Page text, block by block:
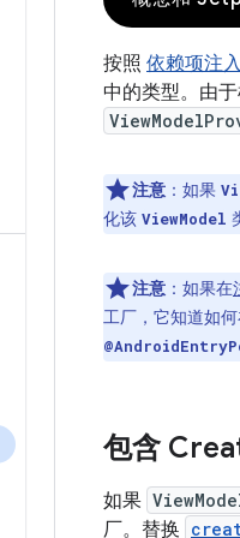
按照 依赖项注
中的类型。由
注意 ：如果
化该 ViewModel
注意 ：如果在
工厂，它知道如
包含
如果
厂。替换